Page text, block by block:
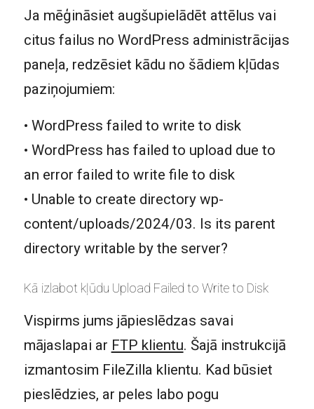
Ja mēģināsiet augšupielādēt attēlus vai
citus failus no WordPress administrācijas
paneļa, redzēsiet kādu no šādiem kļūdas
paziņojumiem:
• WordPress failed to write to disk
• WordPress has failed to upload due to
an error failed to write file to disk
• Unable to create directory wp-
content/uploads/2024/03. Is its parent
directory writable by the server?
Kā izlabot kļūdu Upload Failed to Write to Disk
Vispirms jums jāpieslēdzas savai
mājaslapai ar FTP klientu. Šajā instrukcijā
izmantosim FileZilla klientu. Kad būsiet
pieslēdzies, ar peles labo pogu